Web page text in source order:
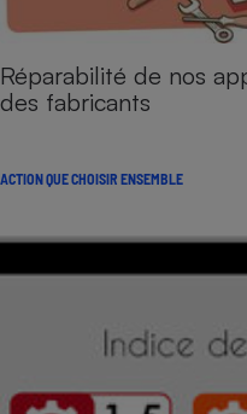
Réparabilité de nos
des fabricants
ACTION QUE CHOISIR ENSEMBLE